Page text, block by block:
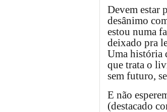
Devem estar
desânimo
estou numa
deixado pra
Uma história
que trata o
sem futuro,
E não
(destacado